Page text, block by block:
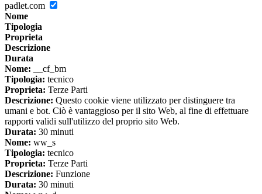
padlet.com
Nome
Tipologia
Proprieta
Descrizione
Durata
Nome: __cf_bm
Tipologia: tecnico
Proprieta: Terze Parti
Descrizione: Questo cookie viene utilizzato per distinguere tra
umani e bot. Ciò è vantaggioso per il sito Web, al fine di effettuare
rapporti validi sull'utilizzo del proprio sito Web.
Durata: 30 minuti
Nome: ww_s
Tipologia: tecnico
Proprieta: Terze Parti
Descrizione: Funzione
Durata: 30 minuti